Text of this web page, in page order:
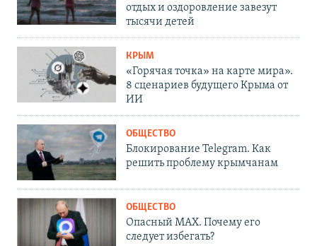
отдых и оздоровление завезут
тысячи детей
КРЫМ
«Горячая точка» на карте мира».
8 сценариев будущего Крыма от
ИИ
ОБЩЕСТВО
Блокирование Telegram. Как
решить проблему крымчанам
ОБЩЕСТВО
Опасный MAX. Почему его
следует избегать?